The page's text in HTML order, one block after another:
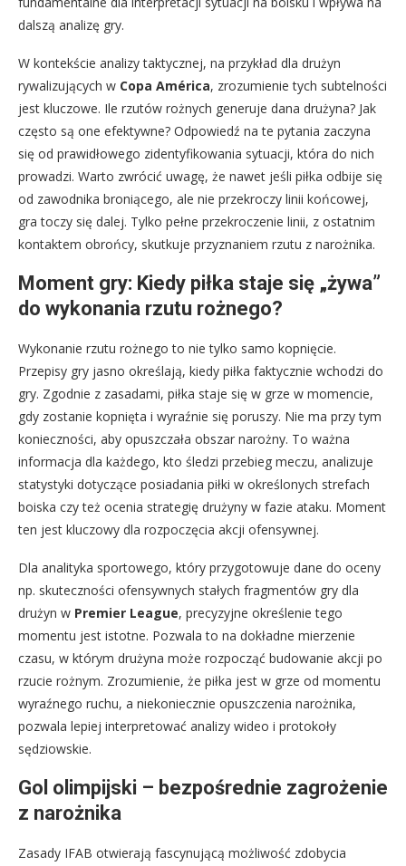
dalszą analizę gry.
W kontekście analizy taktycznej, na przykład dla drużyn
rywalizujących w Copa América, zrozumienie tych subtelności
jest kluczowe. Ile rzutów rożnych generuje dana drużyna? Jak
często są one efektywne? Odpowiedź na te pytania zaczyna
się od prawidłowego zidentyfikowania sytuacji, która do nich
prowadzi. Warto zwrócić uwagę, że nawet jeśli piłka odbije się
od zawodnika broniącego, ale nie przekroczy linii końcowej,
gra toczy się dalej. Tylko pełne przekroczenie linii, z ostatnim
kontaktem obrońcy, skutkuje przyznaniem rzutu z narożnika.
Moment gry: Kiedy piłka staje się „żywa”
do wykonania rzutu rożnego?
Wykonanie rzutu rożnego to nie tylko samo kopnięcie.
Przepisy gry jasno określają, kiedy piłka faktycznie wchodzi do
gry. Zgodnie z zasadami, piłka staje się w grze w momencie,
gdy zostanie kopnięta i wyraźnie się poruszy. Nie ma przy tym
konieczności, aby opuszczała obszar narożny. To ważna
informacja dla każdego, kto śledzi przebieg meczu, analizuje
statystyki dotyczące posiadania piłki w określonych strefach
boiska czy też ocenia strategię drużyny w fazie ataku. Moment
ten jest kluczowy dla rozpoczęcia akcji ofensywnej.
Dla analityka sportowego, który przygotowuje dane do oceny
np. skuteczności ofensywnych stałych fragmentów gry dla
drużyn w Premier League, precyzyjne określenie tego
momentu jest istotne. Pozwala to na dokładne mierzenie
czasu, w którym drużyna może rozpocząć budowanie akcji po
rzucie rożnym. Zrozumienie, że piłka jest w grze od momentu
wyraźnego ruchu, a niekoniecznie opuszczenia narożnika,
pozwala lepiej interpretować analizy wideo i protokoły
sędziowskie.
Gol olimpijski – bezpośrednie zagrożenie
z narożnika
Zasady IFAB otwierają fascynującą możliwość zdobycia